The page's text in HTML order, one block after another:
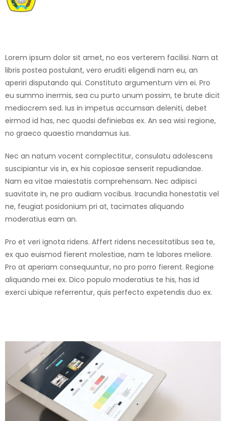
Lorem ipsum dolor sit amet, no eos verterem facilisi. Nam at
libris postea postulant, vero eruditi eligendi nam eu, an
aperiri disputando qui. Constituto argumentum vim ei. Pro
eu summo inermis, sea cu purto unum possim, te brute dicit
mediocrem sed. Ius in impetus accumsan deleniti, debet
eirmod id has, nec quodsi definiebas ex. An sea wisi regione,
no graeco quaestio mandamus ius.
Nec an natum vocent complectitur, consulatu adolescens
suscipiantur vis in, ex his copiosae senserit repudiandae.
Nam ea vitae maiestatis comprehensam. Nec adipisci
suavitate in, ne pro audiam vocibus. Iracundia honestatis vel
ne, feugiat posidonium pri at, tacimates aliquando
moderatius eam an.
Pro et veri ignota ridens. Affert ridens necessitatibus sea te,
ex quo euismod fierent molestiae, nam te labores meliore.
Pro at aperiam consequuntur, no pro porro fierent. Regione
aliquando mei ex. Dico populo moderatius te his, has id
exerci ubique referrentur, quis perfecto expetendis duo ex.